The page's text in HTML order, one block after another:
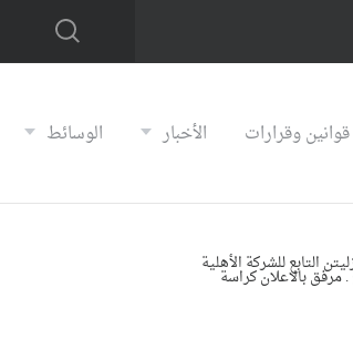
قوانين وقرارات الأخبار الوسائط
ﺍﻟﺘﺎﺑﻊ ﻟﻠﺸﺮﻛﺔ ﺍﻷﻫﻠﻴﺔ
. ﻣﺮﻓﻖ ﺑﺎﻻﻋﻼﻥ ﻛﺮﺍﺳﺔ